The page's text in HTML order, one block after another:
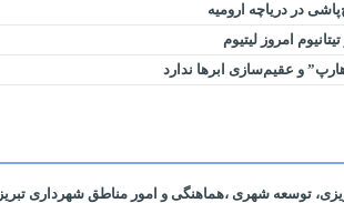
در دریاچه ارومیه
امروز لیتیوم
و عقیم‌سازی ابرها ندارد
توسعه شهری ،هماهنگی و امور مناطق شهرداری